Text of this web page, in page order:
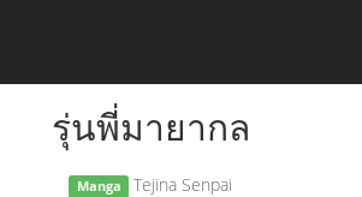
รุ่นพี่มายากล
Manga Tejina Senpai